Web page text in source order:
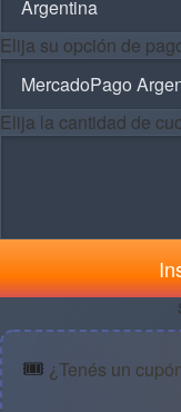
Elija su opción de
Elija la cantidad de
🎟️ ¿Tenés un